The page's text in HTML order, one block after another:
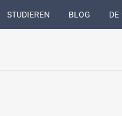
STUDIEREN BLOG DE